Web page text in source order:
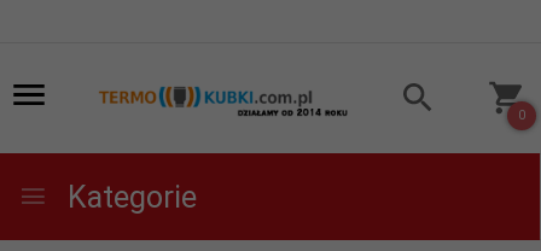
0
Kategorie